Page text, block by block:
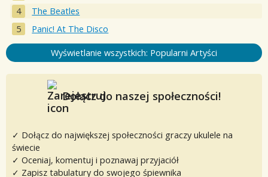
The Beatles
Panic! At The Disco
Wyświetlanie wszystkich: Popularni Artyści
Dołącz do naszej społeczności!
✓ Dołącz do największej społeczności graczy ukulele na
świecie
✓ Oceniaj, komentuj i poznawaj przyjaciół
✓ Zapisz tabulatury do swojego śpiewnika